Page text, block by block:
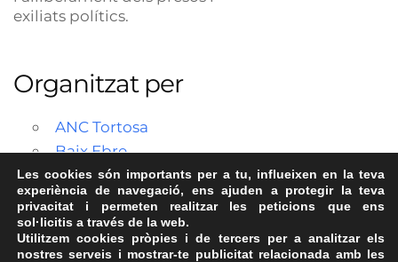
exiliats polítics.
Organitzat per
ANC Tortosa
Baix Ebre
Les cookies són importants per a tu, influeixen en la teva
experiència de navegació, ens ajuden a protegir la teva
privacitat i permeten realitzar les peticions que ens
sol·licitis a través de la web.
Utilitzem cookies pròpies i de tercers per a analitzar els
nostres serveis i mostrar-te publicitat relacionada amb les